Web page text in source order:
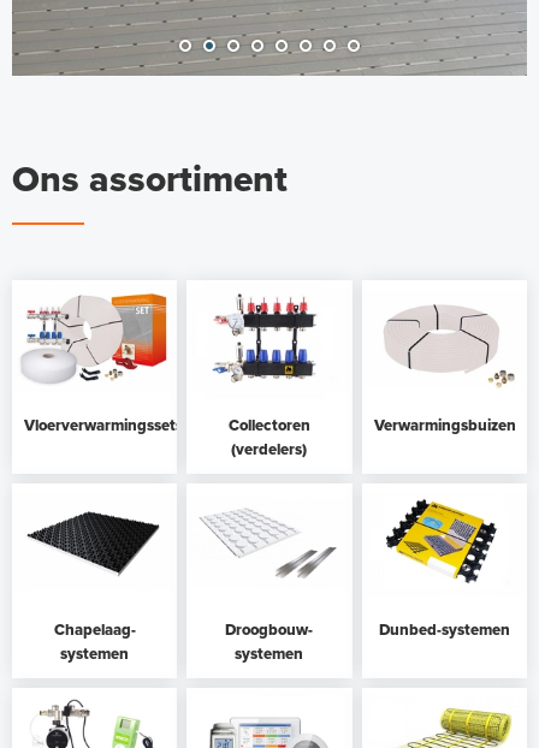
Ons assortiment
Vloerverwarmingssets
Collectoren
(verdelers)
Verwarmingsbuizen
Chapelaag-
systemen
Droogbouw-
systemen
Dunbed-systemen